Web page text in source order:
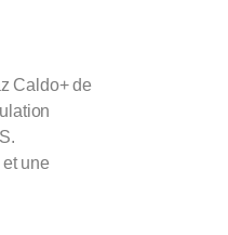
Caldo+ de
une